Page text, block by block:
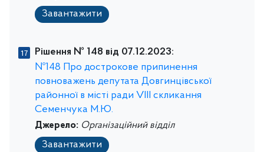
Завантажити
Рішення № 148 від 07.12.2023:
№148 Про дострокове припинення
повноважень депутата Довгинцівської
районної в місті ради VІІІ скликання
Семенчука М.Ю.
Джерело: Організаційний відділ
Завантажити